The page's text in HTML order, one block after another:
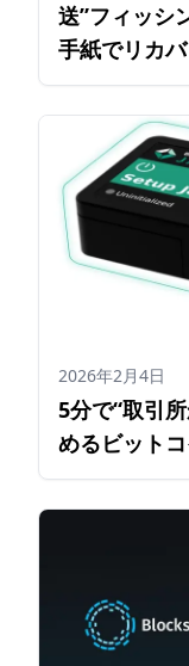
送”フィッ
手紙でリカ
2026年2月4日
5分で“取引
めるビット